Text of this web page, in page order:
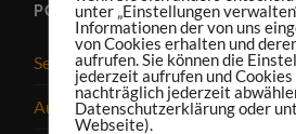
PODCAST-ARCHIV
September 2025
August 2025
unter „Einstellungen
Informationen der von uns
von Cookies erhalten und
aufrufen. Sie können die
jederzeit aufrufen und Cookies
nachträglich jederzeit
Datenschutzerklärung oder
Webseite).